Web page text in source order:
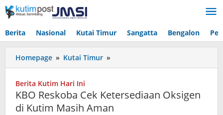
Lewati
ke
Berita Nasional Kutai Timur Sangatta Bengalon
Homepage » Kutai Timur »
Reskoba
Oksigen
di
Berita Kutim Hari Ini
KBO Reskoba Cek Ketersediaan Oksigen
di Kutim Masih Aman